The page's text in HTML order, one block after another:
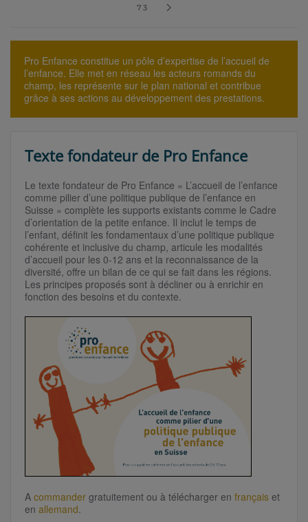
73
Pro Enfance constitue un pôle d’expertise de l’accueil de
l’enfance. Elle met en réseau les acteurs romands du
champ, les représente sur le plan national et contribue
grâce à ses actions au développement des prestations.
Texte fondateur de Pro Enfance
Le texte fondateur de Pro Enfance « L’accueil de l’enfance
comme pilier d’une politique publique de l’enfance en
Suisse » complète les supports existants comme le Cadre
d’orientation de la petite enfance. Il inclut le temps de
l’enfant, définit les fondamentaux d’une politique publique
cohérente et inclusive du champ, articule les modalités
d’accueil pour les 0-12 ans et la reconnaissance de la
diversité, offre un bilan de ce qui se fait dans les régions.
Les principes proposés sont à décliner ou à enrichir en
fonction des besoins et du contexte.
A commander gratuitement ou à télécharger en français et
en allemand.